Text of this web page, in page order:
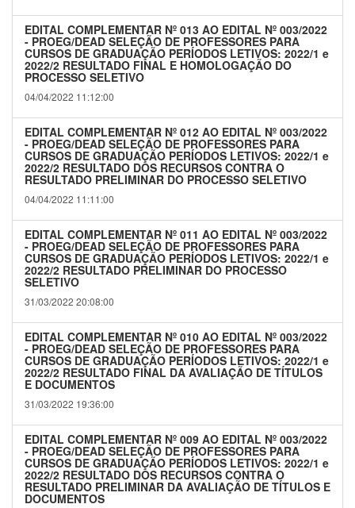
EDITAL COMPLEMENTAR Nº 013 AO EDITAL Nº 003/2022
- PROEG/DEAD SELEÇÃO DE PROFESSORES PARA
CURSOS DE GRADUAÇÃO PERÍODOS LETIVOS: 2022/1 e
2022/2 RESULTADO FINAL E HOMOLOGAÇÃO DO
PROCESSO SELETIVO
04/04/2022 11:12:00
EDITAL COMPLEMENTAR Nº 012 AO EDITAL Nº 003/2022
- PROEG/DEAD SELEÇÃO DE PROFESSORES PARA
CURSOS DE GRADUAÇÃO PERÍODOS LETIVOS: 2022/1 e
2022/2 RESULTADO DOS RECURSOS CONTRA O
RESULTADO PRELIMINAR DO PROCESSO SELETIVO
04/04/2022 11:11:00
EDITAL COMPLEMENTAR Nº 011 AO EDITAL Nº 003/2022
- PROEG/DEAD SELEÇÃO DE PROFESSORES PARA
CURSOS DE GRADUAÇÃO PERÍODOS LETIVOS: 2022/1 e
2022/2 RESULTADO PRELIMINAR DO PROCESSO
SELETIVO
31/03/2022 20:08:00
EDITAL COMPLEMENTAR Nº 010 AO EDITAL Nº 003/2022
- PROEG/DEAD SELEÇÃO DE PROFESSORES PARA
CURSOS DE GRADUAÇÃO PERÍODOS LETIVOS: 2022/1 e
2022/2 RESULTADO FINAL DA AVALIAÇÃO DE TÍTULOS
E DOCUMENTOS
31/03/2022 19:36:00
EDITAL COMPLEMENTAR Nº 009 AO EDITAL Nº 003/2022
- PROEG/DEAD SELEÇÃO DE PROFESSORES PARA
CURSOS DE GRADUAÇÃO PERÍODOS LETIVOS: 2022/1 e
2022/2 RESULTADO DOS RECURSOS CONTRA O
RESULTADO PRELIMINAR DA AVALIAÇÃO DE TÍTULOS E
DOCUMENTOS